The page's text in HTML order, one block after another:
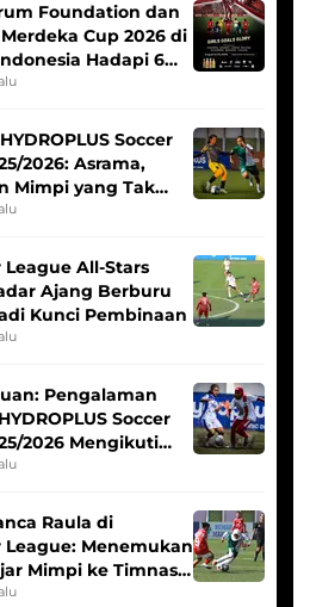
Foundation dan
Cup 2026 di
Hadapi 6
Soccer
2026: Asrama,
Mimpi yang Tak
League All-Stars
Ajang Berburu
Kunci Pembinaan
Pengalaman
Soccer
2026 Mengikuti
Putri
Raula di
League: Menemukan
Mimpi ke Timnas